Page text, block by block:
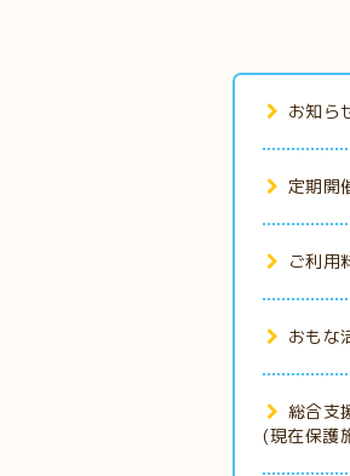
お知ら
定期開
ご利用
おもな
総合支
(現在保護